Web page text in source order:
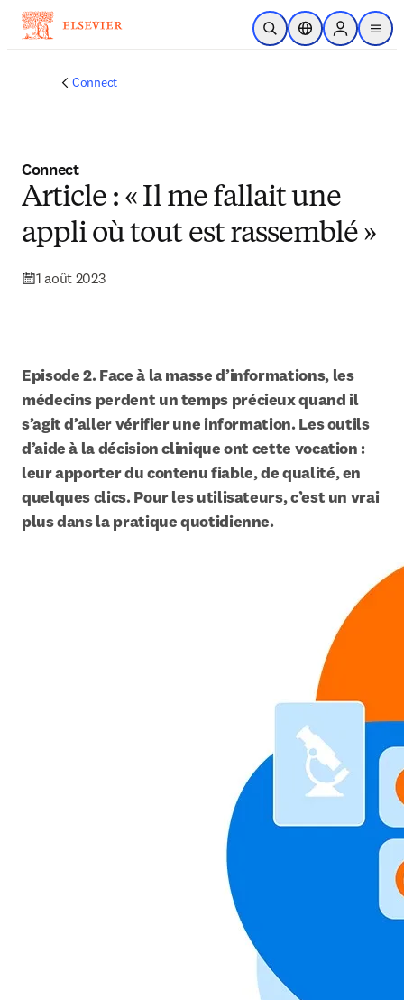
Passer au contenu principal
Ouvrir la recherche
Sélecteur de
Sign in to
menu
Connect
Connect
Article : « Il me fallait une
appli où tout est rassemblé »
1 août 2023
Episode 2. Face à la masse d’informations, les
médecins perdent un temps précieux quand il
s’agit d’aller vérifier une information. Les outils
d’aide à la décision clinique ont cette vocation :
leur apporter du contenu fiable, de qualité, en
quelques clics. Pour les utilisateurs, c’est un vrai
plus dans la pratique quotidienne.